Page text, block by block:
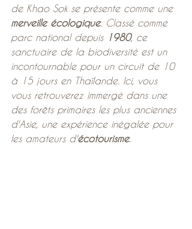
de Khao Sok se présente comme une
merveille écologique. Classé comme
parc national depuis 1980, ce
sanctuaire de la biodiversité est un
incontournable pour un circuit de 10
à 15 jours en Thaïlande. Ici, vous
vous retrouverez immergé dans une
des forêts primaires les plus anciennes
d'Asie, une expérience inégalée pour
les amateurs d'écotourisme.